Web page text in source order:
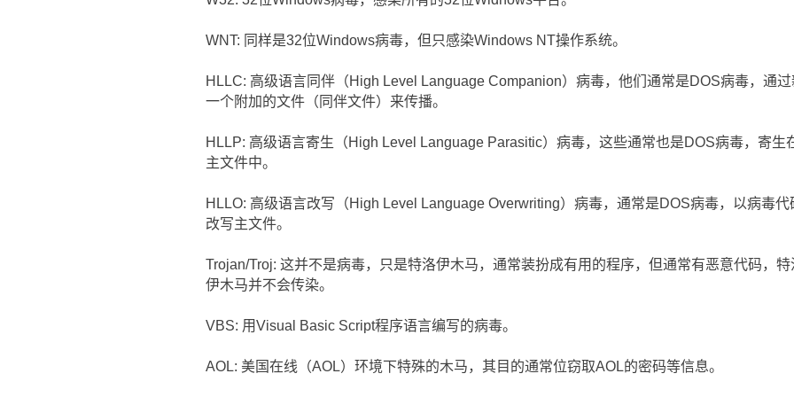
WNT: 同样是32位Windows病毒，但只感染Windows NT操作系统。
HLLC: 高级语言同伴（High Level Language Companion）病毒，他们通常是DOS病毒，通过
一个附加的文件（同伴文件）来传播。
HLLP: 高级语言寄生（High Level Language Parasitic）病毒，这些通常也是DOS病毒，寄生
主文件中。
HLLO: 高级语言改写（High Level Language Overwriting）病毒，通常是DOS病毒，以病毒代
改写主文件。
Trojan/Troj: 这并不是病毒，只是特洛伊木马，通常装扮成有用的程序，但通常有恶意代码，特
伊木马并不会传染。
VBS: 用Visual Basic Script程序语言编写的病毒。
AOL: 美国在线（AOL）环境下特殊的木马，其目的通常位窃取AOL的密码等信息。